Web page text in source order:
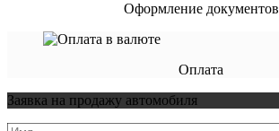
Оформление документов
Оплата
Заявка на продажу автомобиля